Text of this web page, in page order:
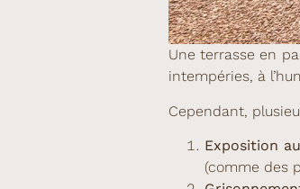
Une terrasse en
intempéries, à
Cependant,
Exposition
(comme des